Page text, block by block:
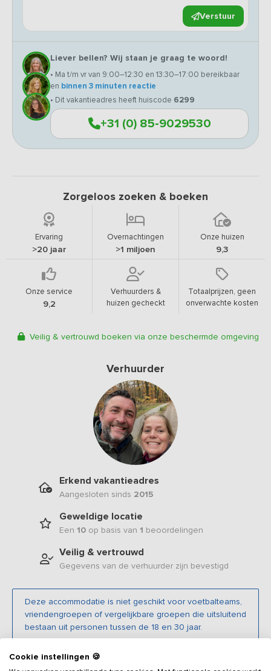
Verstuur
Liever bellen? Wij staan je graag te woord!
• Ma t/m vr van 9:00–12:30 en 13:30–17:00 bereikbaar
en binnen 3 minuten reactie
• Dit vakantieadres heeft huiscode 6299
+31 (0) 85-9029530
Zorgeloos zoeken & boeken
Ervaring
>20 jaar
Overnachtingen
>1 miljoen
Onze huizen
9,3
Onze service
9,2
Verhuurders &
huizen gecheckt
Totaalprijzen, geen
onverwachte kosten
Veilig & vertrouwd boeken via onze beschermde omgeving
Verhuurder
Erkend vakantieadres
Aangesloten sinds 2015
Geweldige locatie
Een 10 op basis van 1 beoordelingen
Veilig & vertrouwd
Gegevens van de verhuurder zijn bevestigd
Deze accommodatie is niet geschikt voor voetbalteams,
vriendengroepen of vergelijkbare groepen die uitsluitend
bestaan uit personen tussen de 18 en 30 jaar.
Beschrijving
Cookie instellingen 🍪